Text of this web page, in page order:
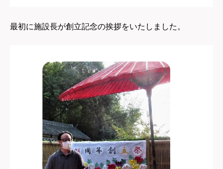
最初に施設長が創立記念の挨拶をいたしました。